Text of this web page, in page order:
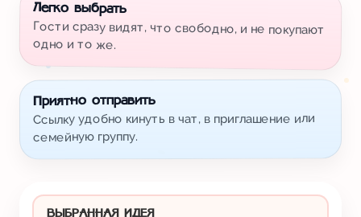
Легко выбрать
Гости сразу видят, что свободно, и не покупают
одно и то же.
Приятно отправить
Ссылку удобно кинуть в чат, в приглашение или
семейную группу.
ВЫБРАННАЯ ИДЕЯ